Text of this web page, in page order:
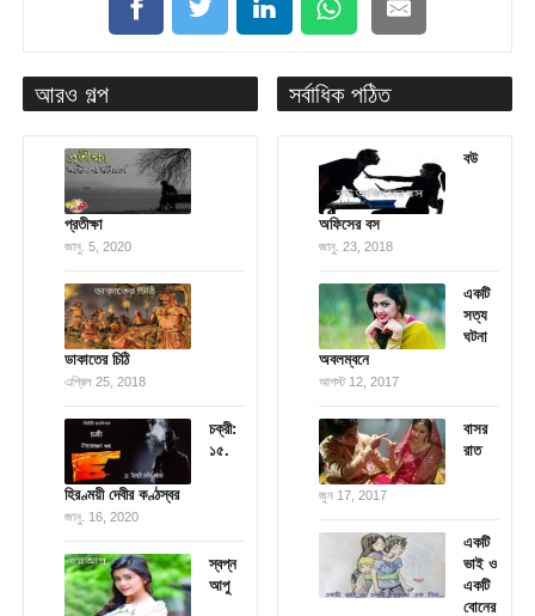
আরও গল্প
প্রতীক্ষা
জানু. 5, 2020
ডাকাতের চিঠি
এপ্রিল 25, 2018
চক্রী:
১৫.
হিরণ্ময়ী দেবীর কণ্ঠস্বর
জানু. 16, 2020
স্বপ্ন
আপু
সর্বাধিক পঠিত
বউ
অফিসের বস
জানু. 23, 2018
একটি
সত্য
ঘটনা
অবলম্বনে
আগস্ট 12, 2017
বাসর
রাত
জুন 17, 2017
একটি
ভাই ও
একটি
বোনের